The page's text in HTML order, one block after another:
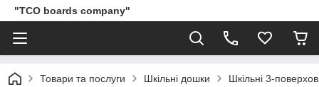
"TCO boards company"
Товари та послуги Шкільні дошки Шкільні 3-